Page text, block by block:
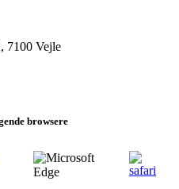
7100 Vejle
browsere